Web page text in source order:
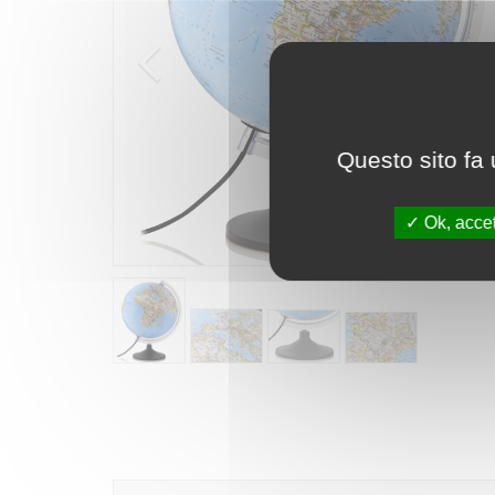
Questo sito fa
Ok,